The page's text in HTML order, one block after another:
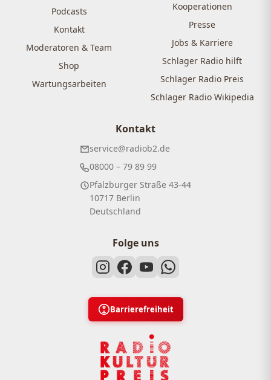
Podcasts
Kontakt
Moderatoren & Team
Shop
Wartungsarbeiten
Kooperationen
Presse
Jobs & Karriere
Schlager Radio hilft
Schlager Radio Preis
Schlager Radio Wikipedia
Kontakt
service@radiob2.de
08000 – 79 89 99
Pfalzburger Straße 43-44
10717 Berlin
Deutschland
Folge uns
Barrierefreiheit